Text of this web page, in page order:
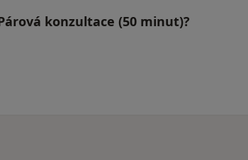
konzultace (50 minut)?